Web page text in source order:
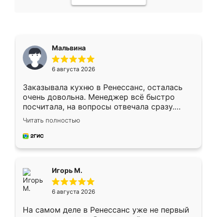
Мальвина
6 августа 2026
Заказывала кухню в Ренессанс, осталась
очень довольна. Менеджер всё быстро
посчитала, на вопросы отвечала сразу.
Замерщик приехал в субботу, подошёл к
делу со всей ответственностью. Собрали
за день, ребята работали аккуратно, даже
Читать полностью
Игорь М.
6 августа 2026
На самом деле в Ренессанс уже не первый